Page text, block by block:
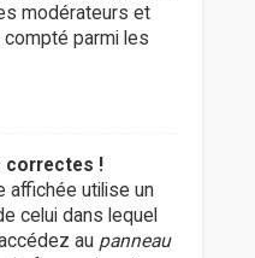
modérateurs et
parmi les
correctes !
affichée utilise un
celui dans lequel
au panneau